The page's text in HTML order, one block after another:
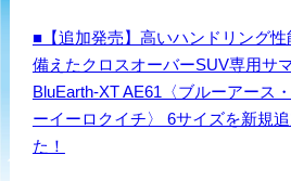
■【追加発売】高いハンドリング
備えたクロスオーバーSUV専用サ
BluEarth-XT AE61〈ブルーアース
ーイーロクイチ〉 6サイズを新規
た！